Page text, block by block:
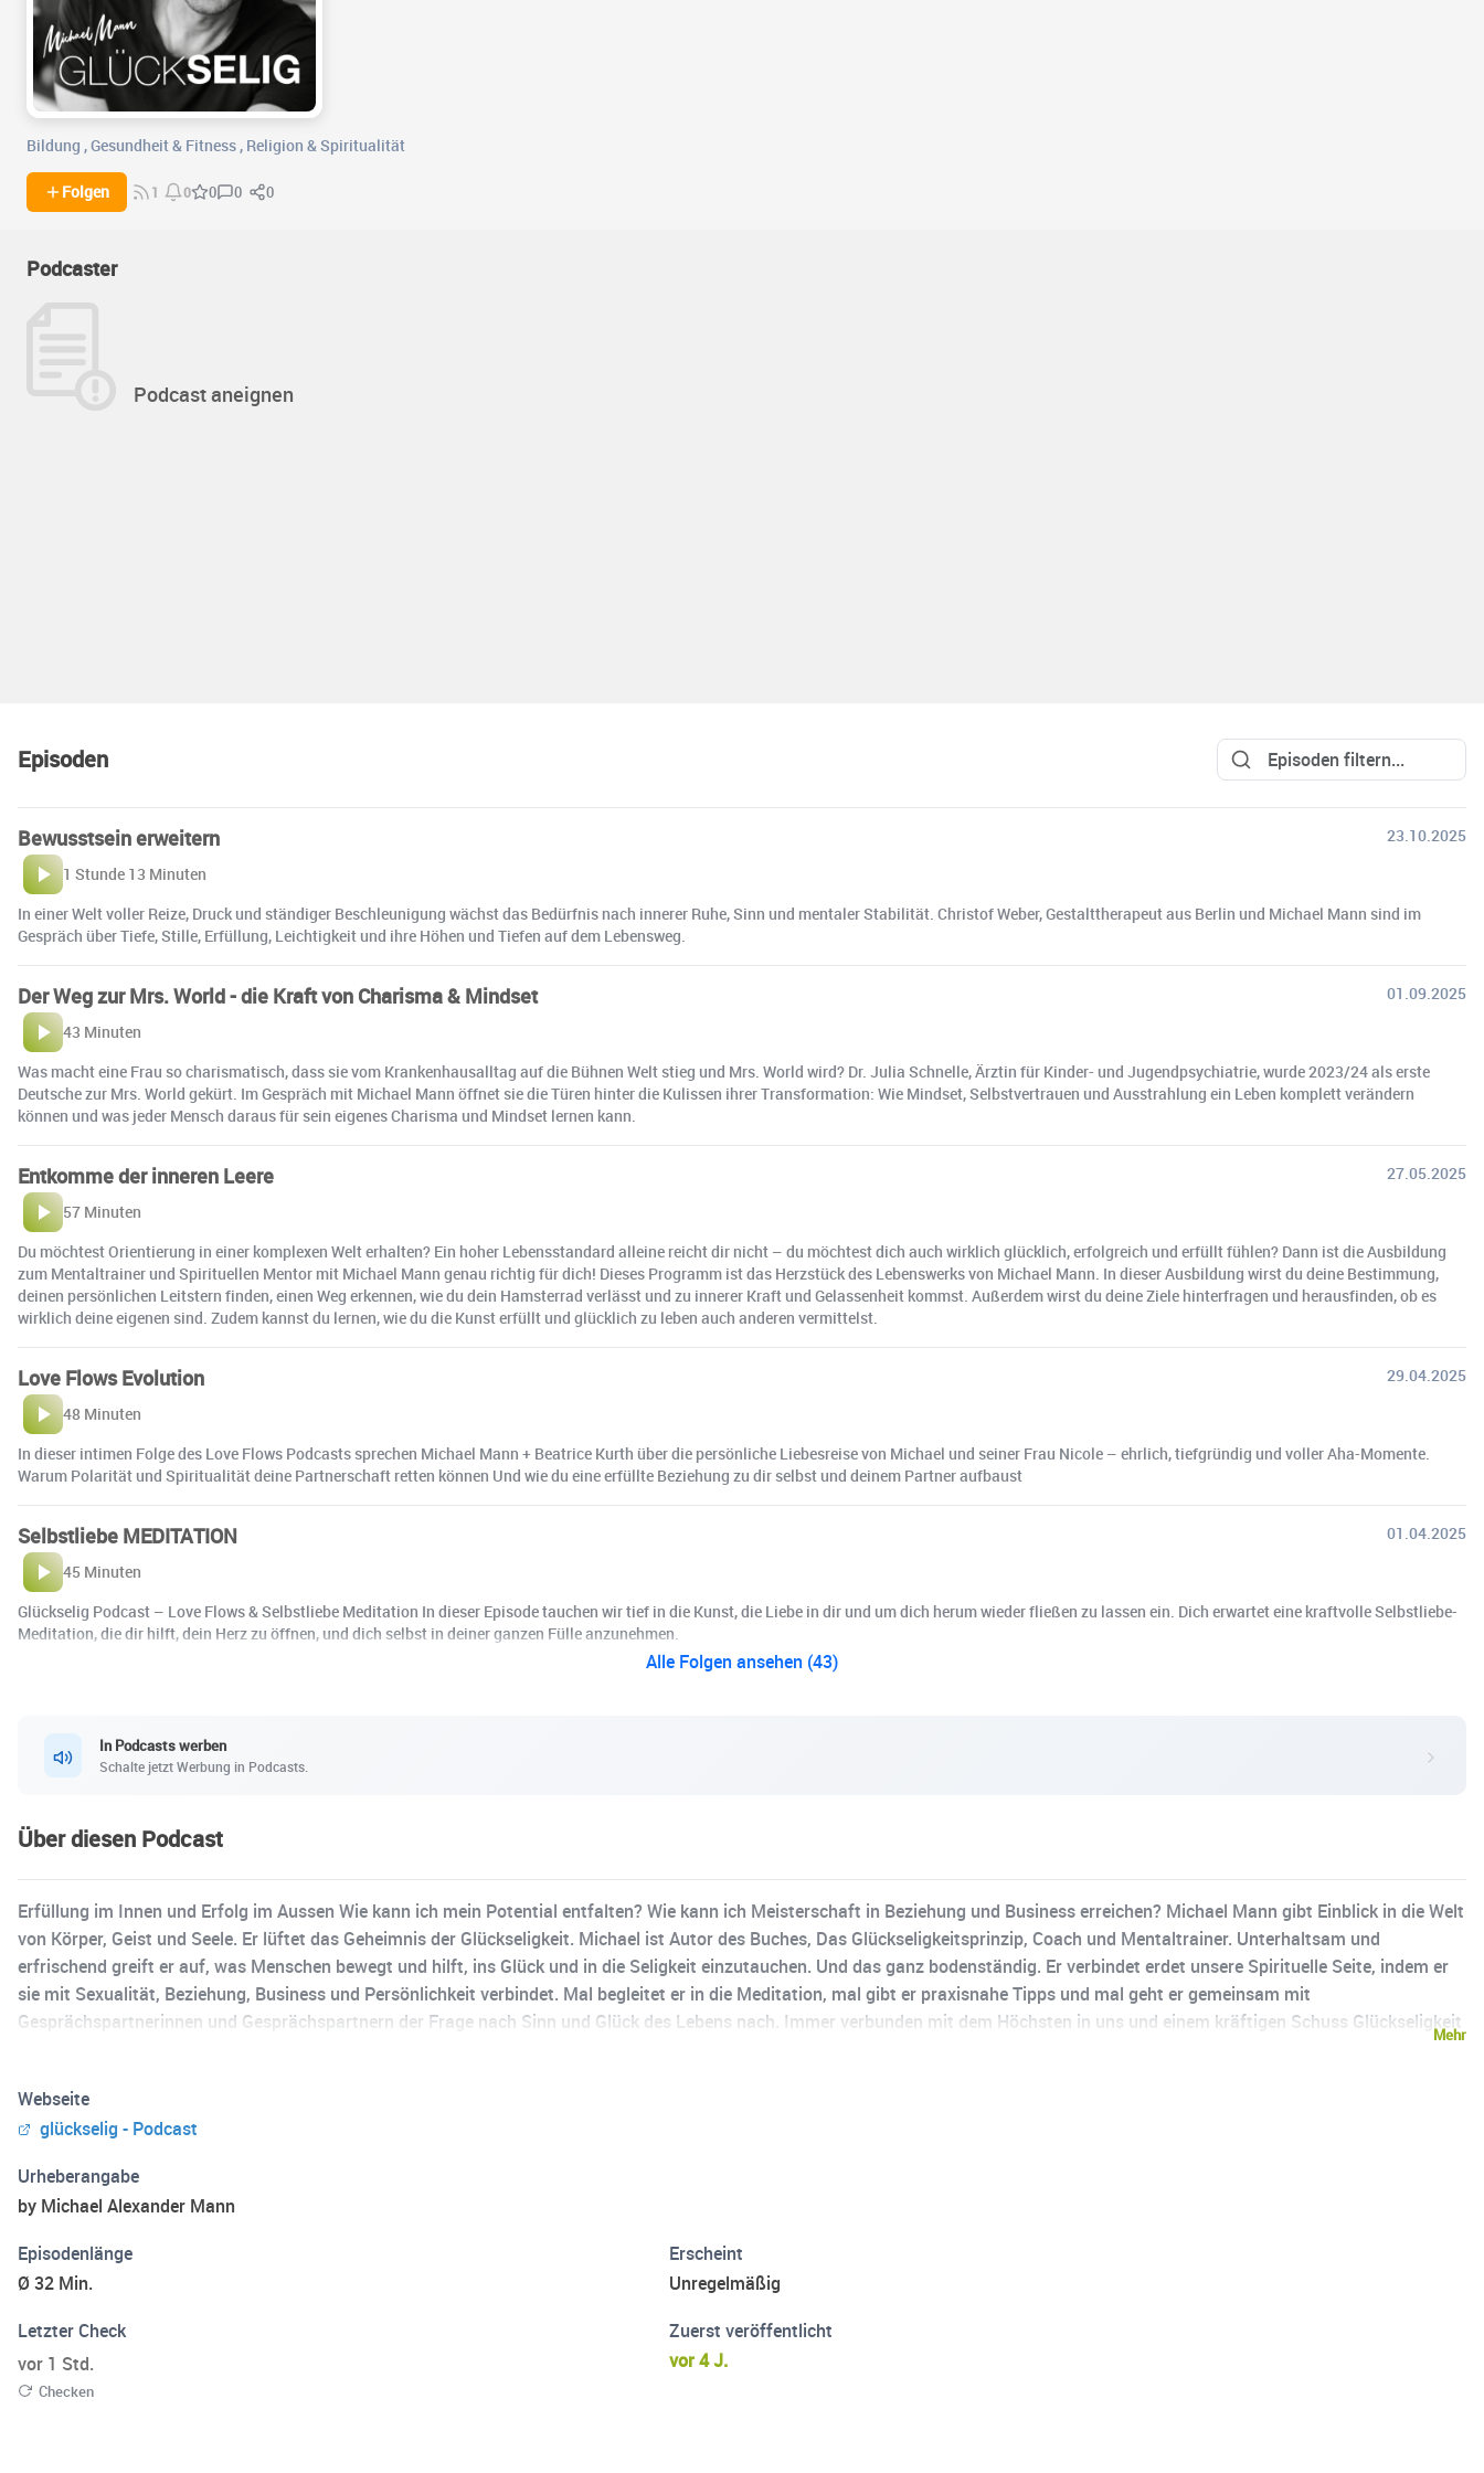
Bildung ,Gesundheit & Fitness , Religion & Spiritualität
Folgen 1 0 0 0 0
Podcaster
Podcast aneignen
Episoden
Bewusstsein erweitern
23.10.2025
1 Stunde 13 Minuten
In einer Welt voller Reize, Druck und ständiger Beschleunigung wächst das Bedürfnis nach innerer Ruhe, Sinn und mentaler Stabilität. Christof Weber, Gestalttherapeut aus Berlin und Michael Mann sind im
Gespräch über Tiefe, Stille, Erfüllung, Leichtigkeit und ihre Höhen und Tiefen auf dem Lebensweg.
Der Weg zur Mrs. World - die Kraft von Charisma & Mindset
01.09.2025
43 Minuten
Was macht eine Frau so charismatisch, dass sie vom Krankenhausalltag auf die Bühnen Welt stieg und Mrs. World wird? Dr. Julia Schnelle, Ärztin für Kinder- und Jugendpsychiatrie, wurde 2023/24 als erste
Deutsche zur Mrs. World gekürt. Im Gespräch mit Michael Mann öffnet sie die Türen hinter die Kulissen ihrer Transformation: Wie Mindset, Selbstvertrauen und Ausstrahlung ein Leben komplett verändern
können und was jeder Mensch daraus für sein eigenes Charisma und Mindset lernen kann.
Entkomme der inneren Leere
27.05.2025
57 Minuten
Du möchtest Orientierung in einer komplexen Welt erhalten? Ein hoher Lebensstandard alleine reicht dir nicht – du möchtest dich auch wirklich glücklich, erfolgreich und erfüllt fühlen? Dann ist die Ausbildung
zum Mentaltrainer und Spirituellen Mentor mit Michael Mann genau richtig für dich! Dieses Programm ist das Herzstück des Lebenswerks von Michael Mann. In dieser Ausbildung wirst du deine Bestimmung,
deinen persönlichen Leitstern finden, einen Weg erkennen, wie du dein Hamsterrad verlässt und zu innerer Kraft und Gelassenheit kommst. Außerdem wirst du deine Ziele hinterfragen und herausfinden, ob es
wirklich deine eigenen sind. Zudem kannst du lernen, wie du die Kunst erfüllt und glücklich zu leben auch anderen vermittelst.
Love Flows Evolution
29.04.2025
48 Minuten
In dieser intimen Folge des Love Flows Podcasts sprechen Michael Mann + Beatrice Kurth über die persönliche Liebesreise von Michael und seiner Frau Nicole – ehrlich, tiefgründig und voller Aha-Momente.
Warum Polarität und Spiritualität deine Partnerschaft retten können Und wie du eine erfüllte Beziehung zu dir selbst und deinem Partner aufbaust
Selbstliebe MEDITATION
01.04.2025
45 Minuten
Glückselig Podcast – Love Flows & Selbstliebe Meditation In dieser Episode tauchen wir tief in die Kunst, die Liebe in dir und um dich herum wieder fließen zu lassen ein. Dich erwartet eine kraftvolle Selbstliebe-
Meditation, die dir hilft, dein Herz zu öffnen, und dich selbst in deiner ganzen Fülle anzunehmen.
Alle Folgen ansehen (43)
In Podcasts werben
Schalte jetzt Werbung in Podcasts.
Über diesen Podcast
Erfüllung im Innen und Erfolg im Aussen Wie kann ich mein Potential entfalten? Wie kann ich Meisterschaft in Beziehung und Business erreichen? Michael Mann gibt Einblick in die Welt
von Körper, Geist und Seele. Er lüftet das Geheimnis der Glückseligkeit. Michael ist Autor des Buches, Das Glückseligkeitsprinzip, Coach und Mentaltrainer. Unterhaltsam und
erfrischend greift er auf, was Menschen bewegt und hilft, ins Glück und in die Seligkeit einzutauchen. Und das ganz bodenständig. Er verbindet erdet unsere Spirituelle Seite, indem er
sie mit Sexualität, Beziehung, Business und Persönlichkeit verbindet. Mal begleitet er in die Meditation, mal gibt er praxisnahe Tipps und mal geht er gemeinsam mit
Gesprächspartnerinnen und Gesprächspartnern der Frage nach Sinn und Glück des Lebens nach. Immer verbunden mit dem Höchsten in uns und einem kräftigen Schuss Glückseligkeit
Mehr
Webseite
glückselig - Podcast
Urheberangabe
by Michael Alexander Mann
Episodenlänge
Ø 32 Min.
Erscheint
Unregelmäßig
Letzter Check
vor 1 Std.
Checken
Zuerst veröffentlicht
vor 4 J.